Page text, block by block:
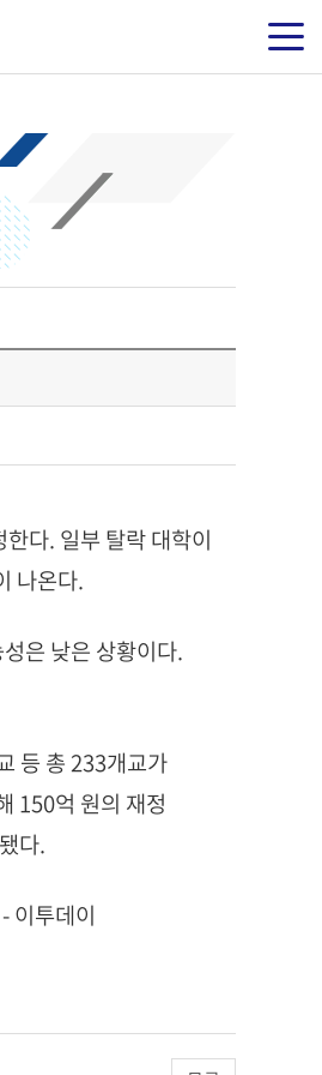
다. 일부 탈락 대학이
나온다.
은 낮은 상황이다.
등 총 233개교가
150억 원의 재정
다.
이투데이